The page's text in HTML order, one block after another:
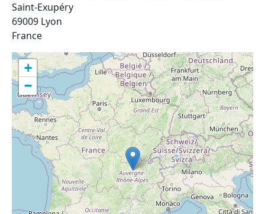
Saint-Exupéry
69009 Lyon
France
+
−